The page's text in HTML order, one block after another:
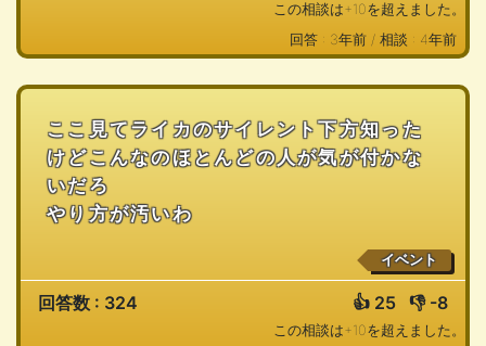
この相談は+10を超えました。
回答 : 3年前 / 相談 : 4年前
ここ見てライカのサイレント下方知った
けどこんなのほとんどの人が気が付かな
いだろ
やり方が汚いわ
イベント
回答数 : 324 👍 25 👎 -8
この相談は+10を超えました。